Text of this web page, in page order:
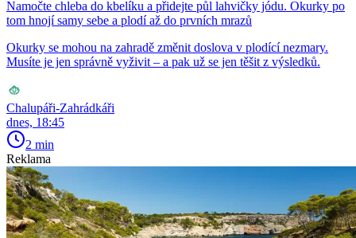
Namočte chleba do kbelíku a přidejte půl lahvičky jódu. Okurky po
tom hnojí samy sebe a plodí až do prvních mrazů
Okurky se mohou na zahradě změnit doslova v plodící nezmary.
Musíte je jen správně vyživit – a pak už se jen těšit z výsledků.
Chalupáři-Zahrádkáři
dnes, 18:45
2 min
Reklama